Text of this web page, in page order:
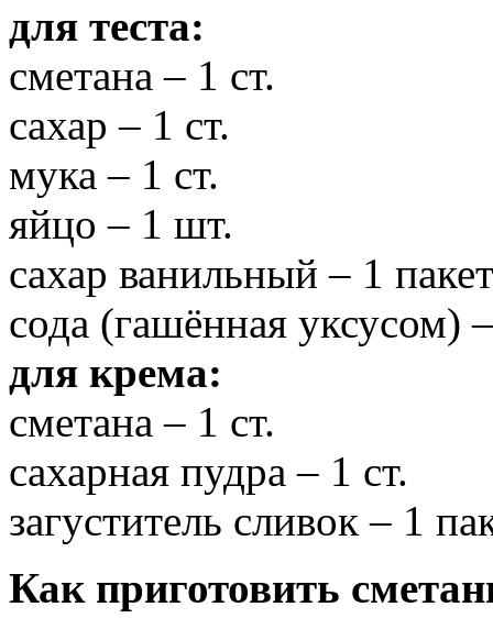
для теста:
сметана – 1 ст.
сахар – 1 ст.
мука – 1 ст.
яйцо – 1 шт.
сахар ванильный – 1
сода (гашённая уксусом)
для крема:
сметана – 1 ст.
сахарная пудра – 1 ст.
загуститель сливок – 1
Как приготовить